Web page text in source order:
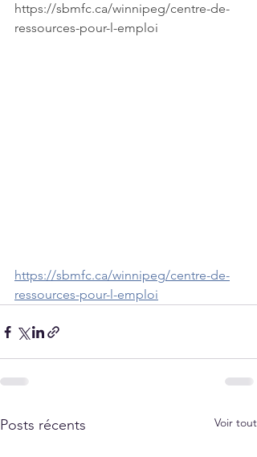
https://sbmfc.ca/winnipeg/centre-de-
ressources-pour-l-emploi
https://sbmfc.ca/winnipeg/centre-de-
ressources-pour-l-emploi
Posts récents Voir tout